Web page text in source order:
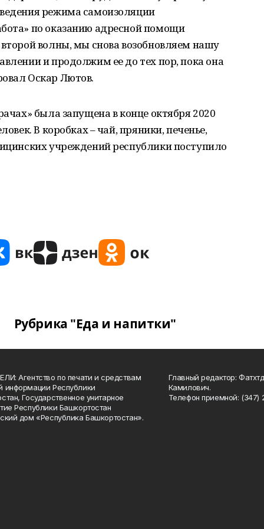
режима самоизоляции
по оказанию адресной помощи
волны, мы снова возобновляем нашу
и продолжим ее до тех пор, пока она
Оскар Лютов.
была запущена в конце октября 2020
В коробках – чай, пряники, печенье,
учреждений республики поступило
Рубрика "Еда и напитки"
Агентство по печати и средствам
информации Республики
Государственное унитарное
Республики Башкортостан
дом «Республика Башкортостан».
Главный редактор:
Камилович.
Телефон приемной: (347)